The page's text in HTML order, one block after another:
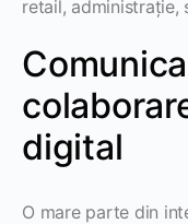
retail, administrație,
digital
O mare parte din